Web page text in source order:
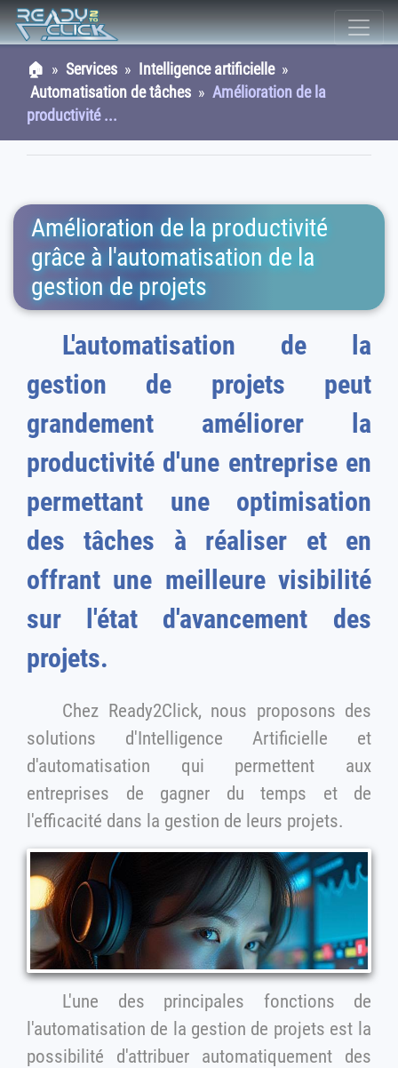
🏠 » Services » Intelligence artificielle»
Automatisation de tâches » Amélioration de la
productivité ...
Amélioration de la productivité
grâce à l'automatisation de la
gestion de projets
L'automatisation de la
gestion de projets peut
grandement améliorer la
productivité d'une entreprise en
permettant une optimisation
des tâches à réaliser et en
offrant une meilleure visibilité
sur l'état d'avancement des
projets.
Chez Ready2Click, nous proposons des
solutions d'Intelligence Artificielle et
d'automatisation qui permettent aux
entreprises de gagner du temps et de
l'efficacité dans la gestion de leurs projets.
L'une des principales fonctions de
l'automatisation de la gestion de projets est la
possibilité d'attribuer automatiquement des